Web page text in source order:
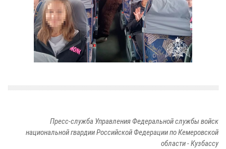
Пресс-служба Управления Федеральной службы войск
национальной гвардии Российской Федерации по Кемеровской
области - Кузбассу